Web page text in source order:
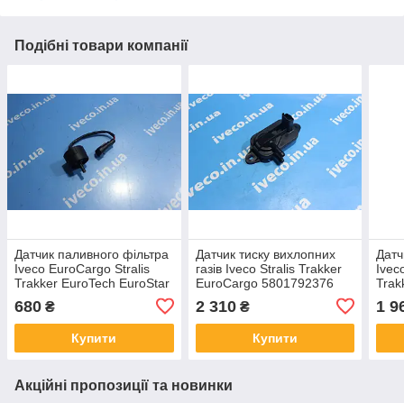
Подібні товари компанії
Датчик паливного фільтра
Iveco EuroCargo Stralis
Trakker EuroTech EuroStar
2992662 504028093
680 ₴
Купити
Датчик тиску вихлопних
газів Iveco Stralis Trakker
EuroCargo 5801792376
2 310₴
Купити
1
Акційні пропозиції та новинки